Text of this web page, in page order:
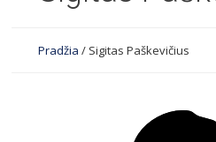
Pradžia / Sigitas Paškevičius